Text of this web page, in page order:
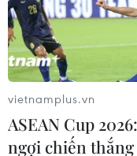
vietnamplus.vn
ASEAN Cup
ngợi chiến thắng